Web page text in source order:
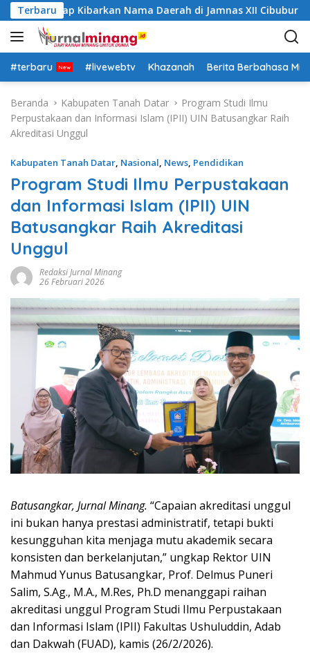
a
g
u
Terbaru
Datar Siap Kibarkan Nama Daerah di Jamnas XII Cibubur
#terbaru #livewebtv Khazanah Berita Berbahasa
Beranda Kabupaten Tanah Datar
Program Studi Ilmu
Perpustakaan dan Informasi Islam (IPII) UIN Batusangkar Raih
Akreditasi Unggul
Kabupaten Tanah Datar, Nasional, News, Pendidikan
Program Studi Ilmu Perpustakaan
dan Informasi Islam (IPII) UIN
Batusangkar Raih Akreditasi
Unggul
Redaksi Jurnal Minang
26 Februari 2026
Batusangkar, Jurnal Minang. “Capaian akreditasi unggul
ini bukan hanya prestasi administratif, tetapi bukti
kesungguhan kita menjaga mutu akademik secara
konsisten dan berkelanjutan,” ungkap Rektor UIN
Mahmud Yunus Batusangkar, Prof. Delmus Puneri
Salim, S.Ag., M.A., M.Res, Ph.D menanggapi raihan
akreditasi unggul Program Studi Ilmu Perpustakaan
dan Informasi Islam (IPII) Fakultas Ushuluddin, Adab
dan Dakwah (FUAD), kamis (26/2/2026).